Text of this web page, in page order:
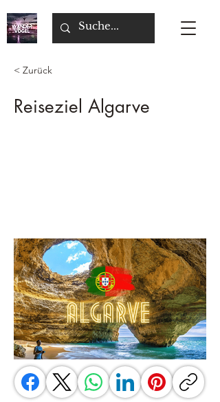
< Zurück
Reiseziel Algarve